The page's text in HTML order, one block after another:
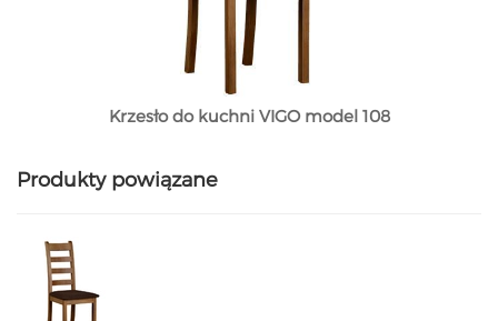
Krzesło do kuchni VIGO model 108
Produkty powiązane